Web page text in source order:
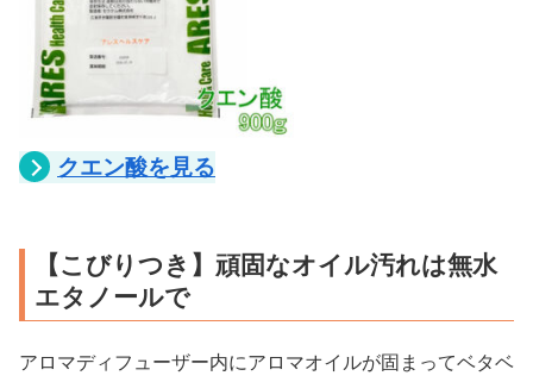
クエン酸を見る
【こびりつき】頑固なオイル汚れは無水
エタノールで
アロマディフューザー内にアロマオイルが固まってベタベ